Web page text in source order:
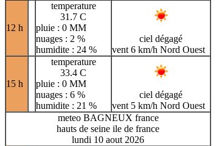
12 h
temperature
31.7 C
pluie : 0 MM
nuages : 2 %
humidite : 24 %
ciel dégagé
vent 6 km/h Nord Ouest
15 h
temperature
33.4 C
pluie : 0 MM
nuages : 6 %
humidite : 21 %
ciel dégagé
vent 5 km/h Nord Ouest
meteo BAGNEUX france
hauts de seine ile de france
lundi 10 aout 2026